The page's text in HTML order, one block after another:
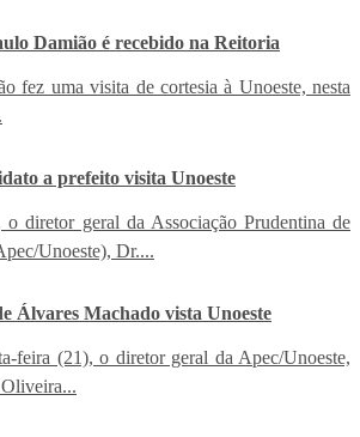
Damião é recebido na Reitoria
fez uma visita de cortesia à Unoeste, nesta
a prefeito visita Unoeste
o diretor geral da Associação Prudentina de
Unoeste), Dr....
Álvares Machado vista Unoeste
feira (21), o diretor geral da Apec/Unoeste,